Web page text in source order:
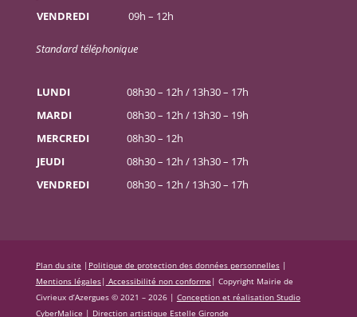
VENDREDI
09h – 12h
Standard téléphonique
LUNDI
08h30 – 12h / 13h30 – 17h
MARDI
08h30 – 12h / 13h30 – 19h
MERCREDI
08h30 – 12h
JEUDI
08h30 – 12h / 13h30 – 17h
VENDREDI
08h30 – 12h / 13h30 – 17h
Plan du site | Politique de protection des données personnelles|
Mentions légales| Accessibilité non conforme | Copyright Mairie de
Civrieux d’Azergues © 2021 – 2026 | Conception et réalisation Studio
CyberMalice | Direction artistique Estelle Gironde